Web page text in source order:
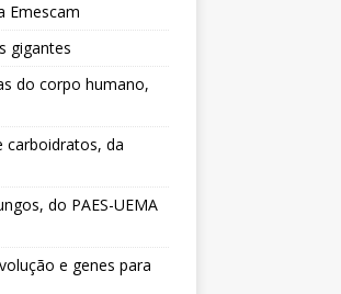
Emescam
gigantes
do corpo humano,
carboidratos, da
do PAES-UEMA
e genes para